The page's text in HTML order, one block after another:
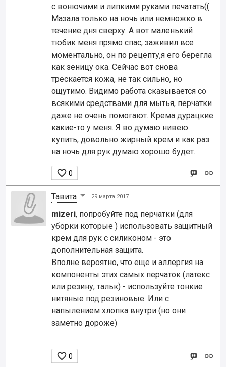
с вонючими и липкими руками печатать((.
Мазала только на ночь или немножко в
течение дня сверху. А вот маленький
тюбик меня прямо спас, заживил все
моментально, он по рецепту,я его берегла
как зеницу ока. Сейчас вот снова
трескается кожа, не так сильно, но
ощутимо. Видимо работа сказывается со
всякими средствами для мытья, перчатки
даже не очень помогают. Крема дурацкие
какие-то у меня. Я во думаю нивею
купить, довольно жирный крем и как раз
на ночь для рук думаю хорошо будет.
 0
Тавита 29 марта 2017
mizeri, попробуйте под перчатки (для
уборки которые ) использовать защитный
крем для рук с силиконом - это
дополнительная защита.
Вполне вероятно, что еще и аллергия на
компоненты этих самых перчаток (латекс
или резину, тальк) - используйте тонкие
нитяные под резиновые. Или с
напылением хлопка внутри (но они
заметно дороже)
 0